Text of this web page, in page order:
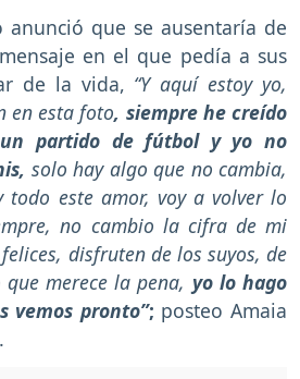
anunció que se ausentaría de
en el que pedía a sus
de la vida, “Y aquí estoy yo,
en esta foto, siempre he creído
partido de fútbol y yo no
solo hay algo que no cambia,
todo este amor, voy a volver lo
no cambio la cifra de mi
disfruten de los suyos, de
merece la pena, yo lo hago
vemos pronto”; posteo Amaia